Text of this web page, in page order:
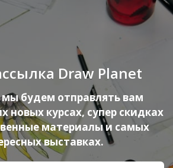
Draw Planet
мы будем отправлять вам
новых курсах, супер скидках
материалы и самых
выставках.